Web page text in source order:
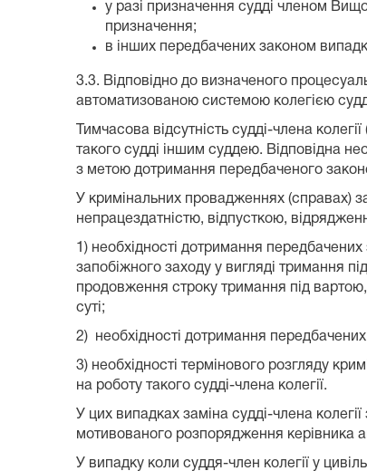
у разі призначення судді членом
призначення;
в інших передбачених законом
3.3. Відповідно до визначеного
автоматизованою системою колегією
Тимчасова відсутність судді-члена
такого судді іншим суддею. Відповідна
з метою дотримання передбаченого
У кримінальних провадженнях (справах)
непрацездатністю, відпусткою,
1) необхідності дотримання
запобіжного заходу у вигляді тримання
продовження строку тримання під
суті;
2) необхідності дотримання
3) необхідності термінового розгляду
на роботу такого судді-члена колегії.
У цих випадках заміна судді-члена
мотивованого розпорядження керівника
У випадку коли суддя-член колегії у